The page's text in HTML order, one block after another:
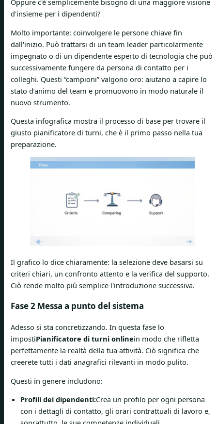
Oppure c'è semplicemente bisogno di una maggiore visione
d'insieme per i dipendenti?
Molto importante: coinvolgere le persone chiave fin
dall'inizio. Può trattarsi di un team leader particolarmente
impegnato o di un dipendente esperto di tecnologia che può
successivamente fungere da persona di contatto per i
colleghi. Questi “campioni” valgono oro: aiutano a capire lo
stato d’animo del team e promuovono in modo naturale il
nuovo strumento.
Questa infografica mostra il processo di base per trovare il
giusto pianificatore di turni, che è il primo passo nella tua
preparazione.
Il grafico lo dice chiaramente: la selezione deve basarsi su
criteri chiari, un confronto attento e la verifica del supporto.
Ciò rende molto più semplice l'introduzione successiva.
Fase 2 Messa a punto del sistema
Adesso si sta concretizzando. In questa fase lo
impostiPianificatore di turni onlinein modo che rifletta
perfettamente la realtà della tua attività. Ciò significa che
creerete tutti i dati anagrafici rilevanti in modo pulito.
Questi in genere includono:
Profili dei dipendenti:Crea un profilo per ogni persona
con i dettagli di contatto, gli orari contrattuali di lavoro e,